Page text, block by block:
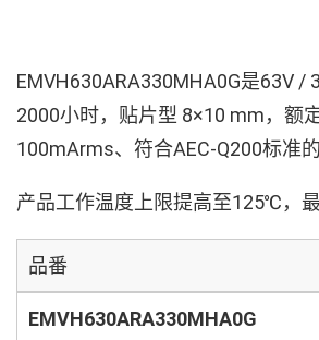
EMVH630ARA330MHA0G是63V /
2000小时，贴片型 8×10 mm，额
100mArms、符合AEC-Q200标准
产品工作温度上限提高至125℃，
品番
EMVH630ARA330MHA0G